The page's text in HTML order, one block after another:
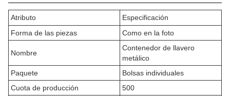
Atributo
Especificación
Forma de las piezas
Como en la foto
Nombre
Contenedor de llavero
metálico
Paquete
Bolsas individuales
Cuota de producción
500